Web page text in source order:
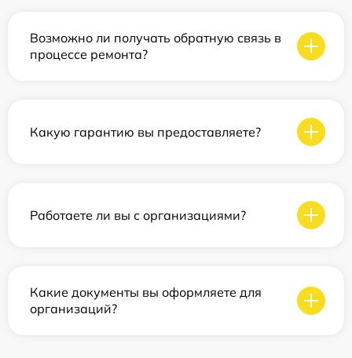
Возможно ли получать обратную связь в
процессе ремонта?
Какую гарантию вы предоставляете?
Работаете ли вы с организациями?
Какие документы вы оформляете для
организаций?